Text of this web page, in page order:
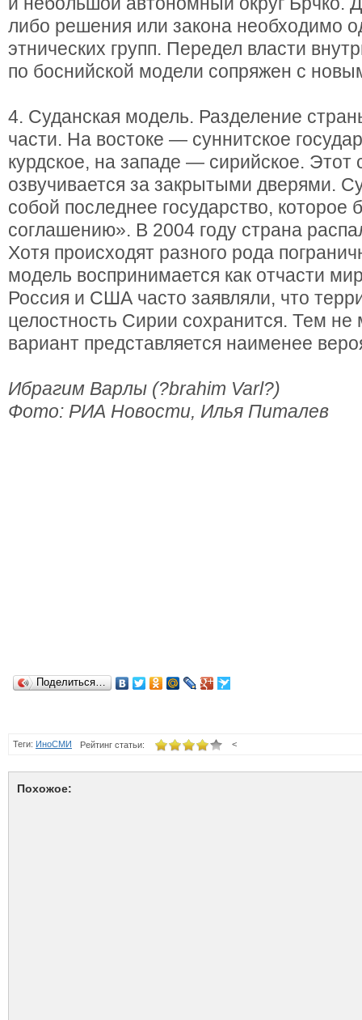
либо решения или закона необходимо
этнических групп. Передел власти
по боснийской модели сопряжен с
4. Суданская модель. Разделение
части. На востоке — суннитское
курдское, на западе — сирийское. Этот
озвучивается за закрытыми дверями.
собой последнее государство, которое
соглашению». В 2004 году страна
Хотя происходят разного рода
модель воспринимается как отчасти
Россия и США часто заявляли, что
целостность Сирии сохранится. Тем не
вариант представляется наименее
Ибрагим Варлы (?brahim Varl?)
Фото: РИА Новости, Илья Питалев
Поделиться…
Теги: ИноСМИ <
Рейтинг статьи:
Похожое: